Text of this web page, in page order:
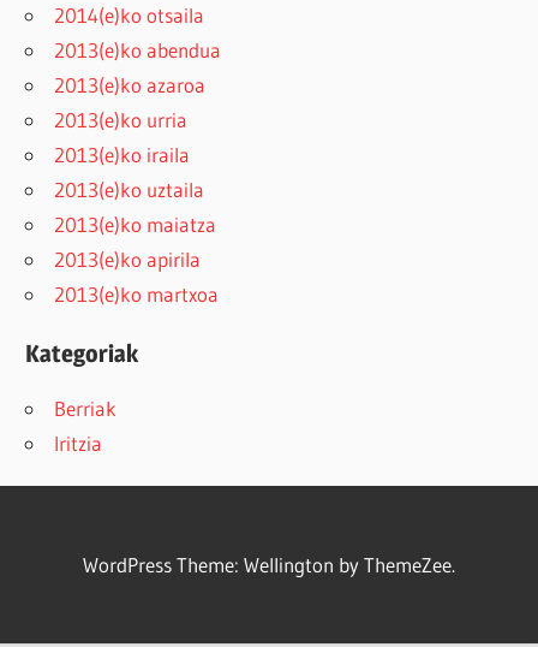
2014(e)ko otsaila
2013(e)ko abendua
2013(e)ko azaroa
2013(e)ko urria
2013(e)ko iraila
2013(e)ko uztaila
2013(e)ko maiatza
2013(e)ko apirila
2013(e)ko martxoa
Kategoriak
Berriak
Iritzia
WordPress Theme: Wellington by ThemeZee.